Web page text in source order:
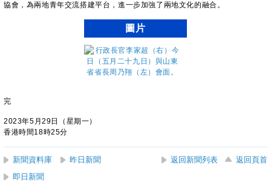
協會，為兩地青年交流搭建平台，進一步加強了兩地文化的融合。
圖片
完
2023年5月29日（星期一）
香港時間18時25分
新聞資料庫 昨日新聞 返回新聞列表
返回頁首
即日新聞